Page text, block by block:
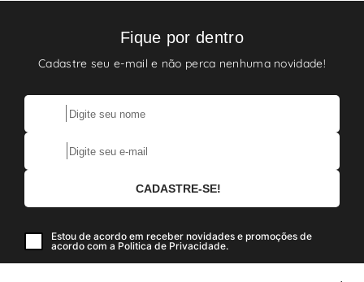
Fique por dentro
Cadastre seu e-mail e não perca nenhuma novidade!
Estou de acordo em receber novidades e promoções de
acordo com a Politica de Privacidade.